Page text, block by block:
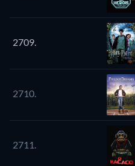
2709.
2710.
2711.